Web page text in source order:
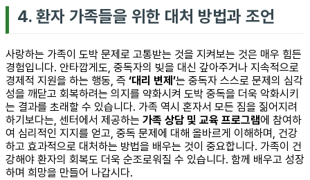
4. 환자 가족들을 위한 대처 방법과 조언
사랑하는 가족이 도박 문제로 고통받는 것을 지켜보는 것은 매우 힘든
경험입니다. 안타깝게도, 중독자의 빚을 대신 갚아주거나 지속적으로
경제적 지원을 하는 행동, 즉 ‘대리 변제’는 중독자 스스로 문제의 심각
성을 깨닫고 회복하려는 의지를 약화시켜 도박 중독을 더욱 악화시키
는 결과를 초래할 수 있습니다. 가족 역시 혼자서 모든 짐을 짊어지려
하기보다는, 센터에서 제공하는 가족 상담 및 교육 프로그램에 참여하
여 심리적인 지지를 얻고, 중독 문제에 대해 올바르게 이해하며, 건강
하고 효과적으로 대처하는 방법을 배우는 것이 중요합니다. 가족이 건
강해야 환자의 회복도 더욱 순조로워질 수 있습니다. 함께 배우고 성장
하며 희망을 만들어 나갑시다.